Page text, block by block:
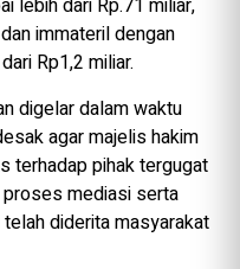
lebih dari Rp.71 miliar,
immateril dengan
Rp1,2 miliar.
digelar dalam waktu
agar majelis hakim
terhadap pihak tergugat
mediasi serta
diderita masyarakat